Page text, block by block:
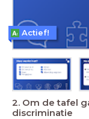
2. Om de tafel
discriminatie
Actief!